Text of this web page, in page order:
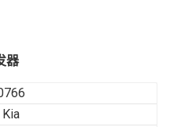
器
Kia